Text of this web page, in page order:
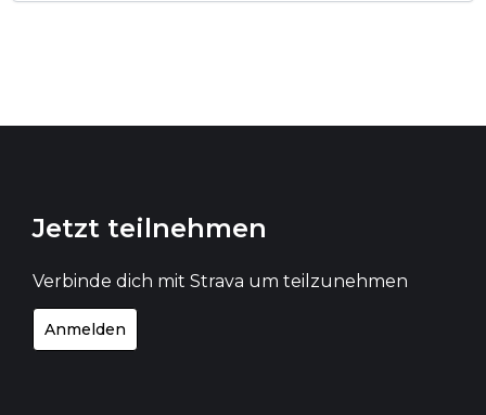
Jetzt teilnehmen
Verbinde dich mit Strava um teilzunehmen
Anmelden